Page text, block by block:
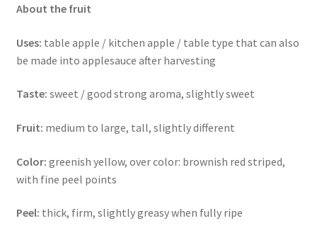
About the fruit
Uses: table apple / kitchen apple / table type that can also
be made into applesauce after harvesting
Taste: sweet / good strong aroma, slightly sweet
Fruit: medium to large, tall, slightly different
Color: greenish yellow, over color: brownish red striped,
with fine peel points
Peel: thick, firm, slightly greasy when fully ripe